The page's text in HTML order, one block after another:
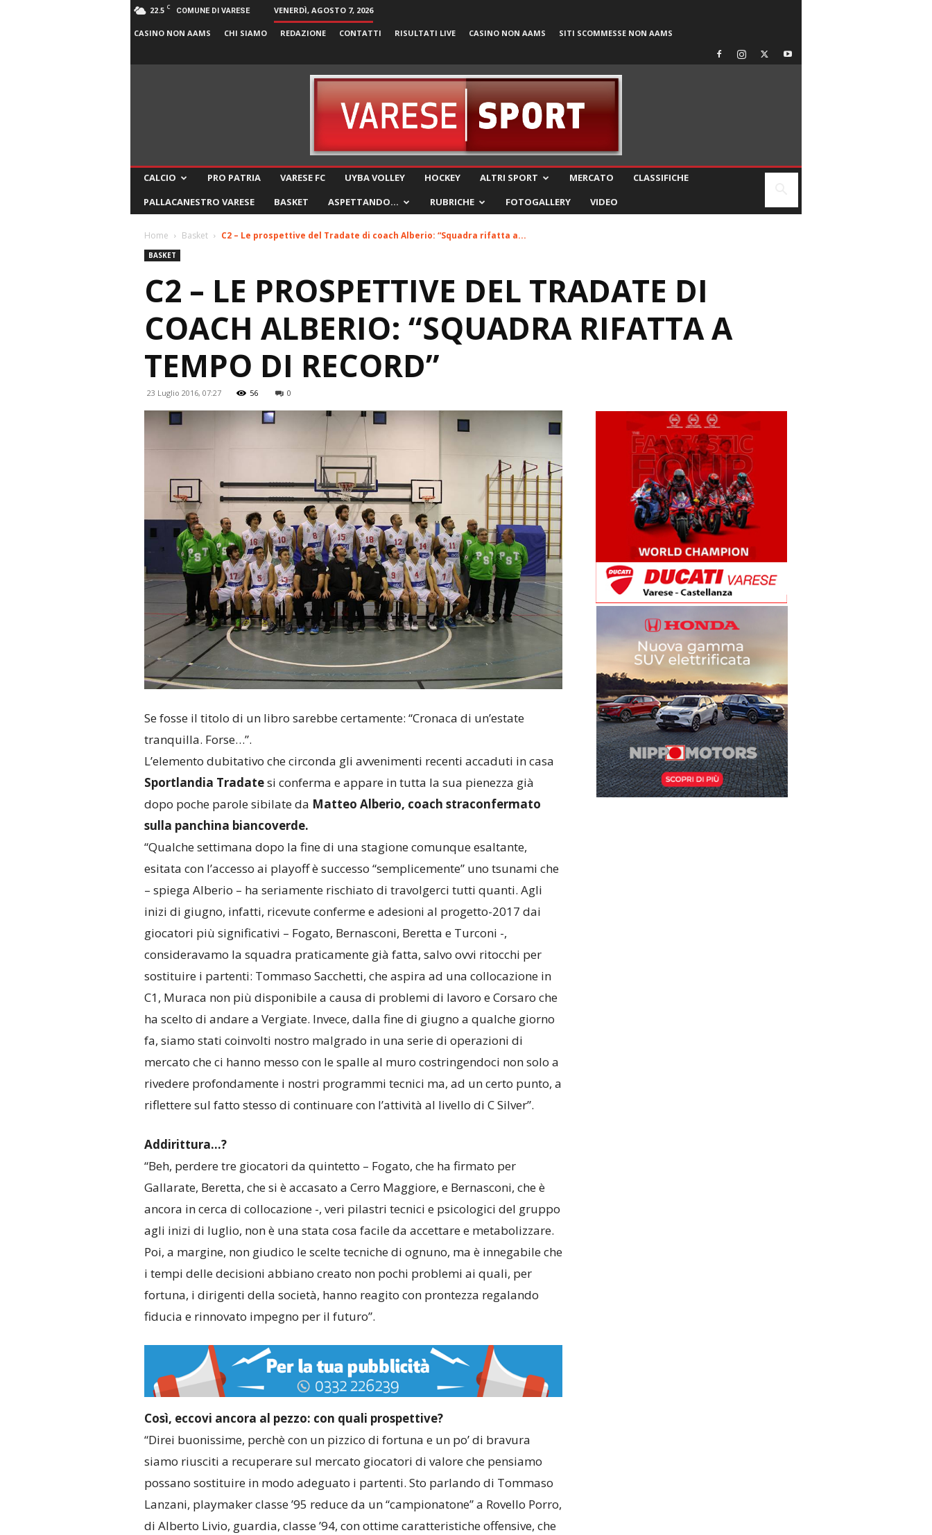
22.5 C COMUNE DI VARESE VENERDÌ, AGOSTO 7, 2026
CASINO NON AAMS CHI SIAMO REDAZIONE CONTATTI RISULTATI LIVE CASINO NON AAMS SITI SCOMMESSE NON AAMS
CALCIO PRO PATRIA VARESE FC UYBA VOLLEY HOCKEY ALTRI SPORT MERCATO
CLASSIFICHE
PALLACANESTRO VARESE
BASKET ASPETTANDO… RUBRICHE FOTOGALLERY VIDEO
Home Basket C2 – Le prospettive del Tradate di coach Alberio: “Squadra rifatta a...
BASKET
C2 – LE PROSPETTIVE DEL TRADATE DI
COACH ALBERIO: “SQUADRA RIFATTA A
TEMPO DI RECORD”
23 Luglio 2016, 07:27 56 0
Se fosse il titolo di un libro sarebbe certamente: “Cronaca di un’estate
tranquilla. Forse…”.
L’elemento dubitativo che circonda gli avvenimenti recenti accaduti in casa
Sportlandia Tradatesi conferma e appare in tutta la sua pienezza già
dopo poche parole sibilate da Matteo Alberio, coach straconfermato
sulla panchina biancoverde.
“Qualche settimana dopo la fine di una stagione comunque esaltante,
esitata con l’accesso ai playoff è successo “semplicemente” uno tsunami che
– spiega Alberio – ha seriamente rischiato di travolgerci tutti quanti. Agli
inizi di giugno, infatti, ricevute conferme e adesioni al progetto-2017 dai
giocatori più significativi – Fogato, Bernasconi, Beretta e Turconi -,
consideravamo la squadra praticamente già fatta, salvo ovvi ritocchi per
sostituire i partenti: Tommaso Sacchetti, che aspira ad una collocazione in
C1, Muraca non più disponibile a causa di problemi di lavoro e Corsaro che
ha scelto di andare a Vergiate. Invece, dalla fine di giugno a qualche giorno
fa, siamo stati coinvolti nostro malgrado in una serie di operazioni di
mercato che ci hanno messo con le spalle al muro costringendoci non solo a
rivedere profondamente i nostri programmi tecnici ma, ad un certo punto, a
riflettere sul fatto stesso di continuare con l’attività al livello di C Silver”.
Addirittura…?
“Beh, perdere tre giocatori da quintetto – Fogato, che ha firmato per
Gallarate, Beretta, che si è accasato a Cerro Maggiore, e Bernasconi, che è
ancora in cerca di collocazione -, veri pilastri tecnici e psicologici del gruppo
agli inizi di luglio, non è una stata cosa facile da accettare e metabolizzare.
Poi, a margine, non giudico le scelte tecniche di ognuno, ma è innegabile che
i tempi delle decisioni abbiano creato non pochi problemi ai quali, per
fortuna, i dirigenti della società, hanno reagito con prontezza regalando
fiducia e rinnovato impegno per il futuro”.
Così, eccovi ancora al pezzo: con quali prospettive?
“Direi buonissime, perchè con un pizzico di fortuna e un po’ di bravura
siamo riusciti a recuperare sul mercato giocatori di valore che pensiamo
possano sostituire in modo adeguato i partenti. Sto parlando di Tommaso
Lanzani, playmaker classe ’95 reduce da un “campionatone” a Rovello Porro,
di Alberto Livio, guardia, classe ’94, con ottime caratteristiche offensive, che